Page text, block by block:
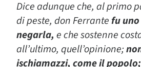
Dice adunque che, al primo
di peste, don Ferrantefu
negarla, e che sostenne
all’ultimo, quell’opinione;
ischiamazzi, come il